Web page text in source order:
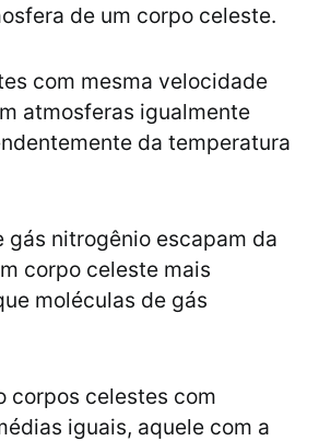
de um corpo celeste.
com mesma velocidade
atmosferas igualmente
da temperatura
gás nitrogênio escapam da
corpo celeste mais
moléculas de gás
corpos celestes com
iguais, aquele com a